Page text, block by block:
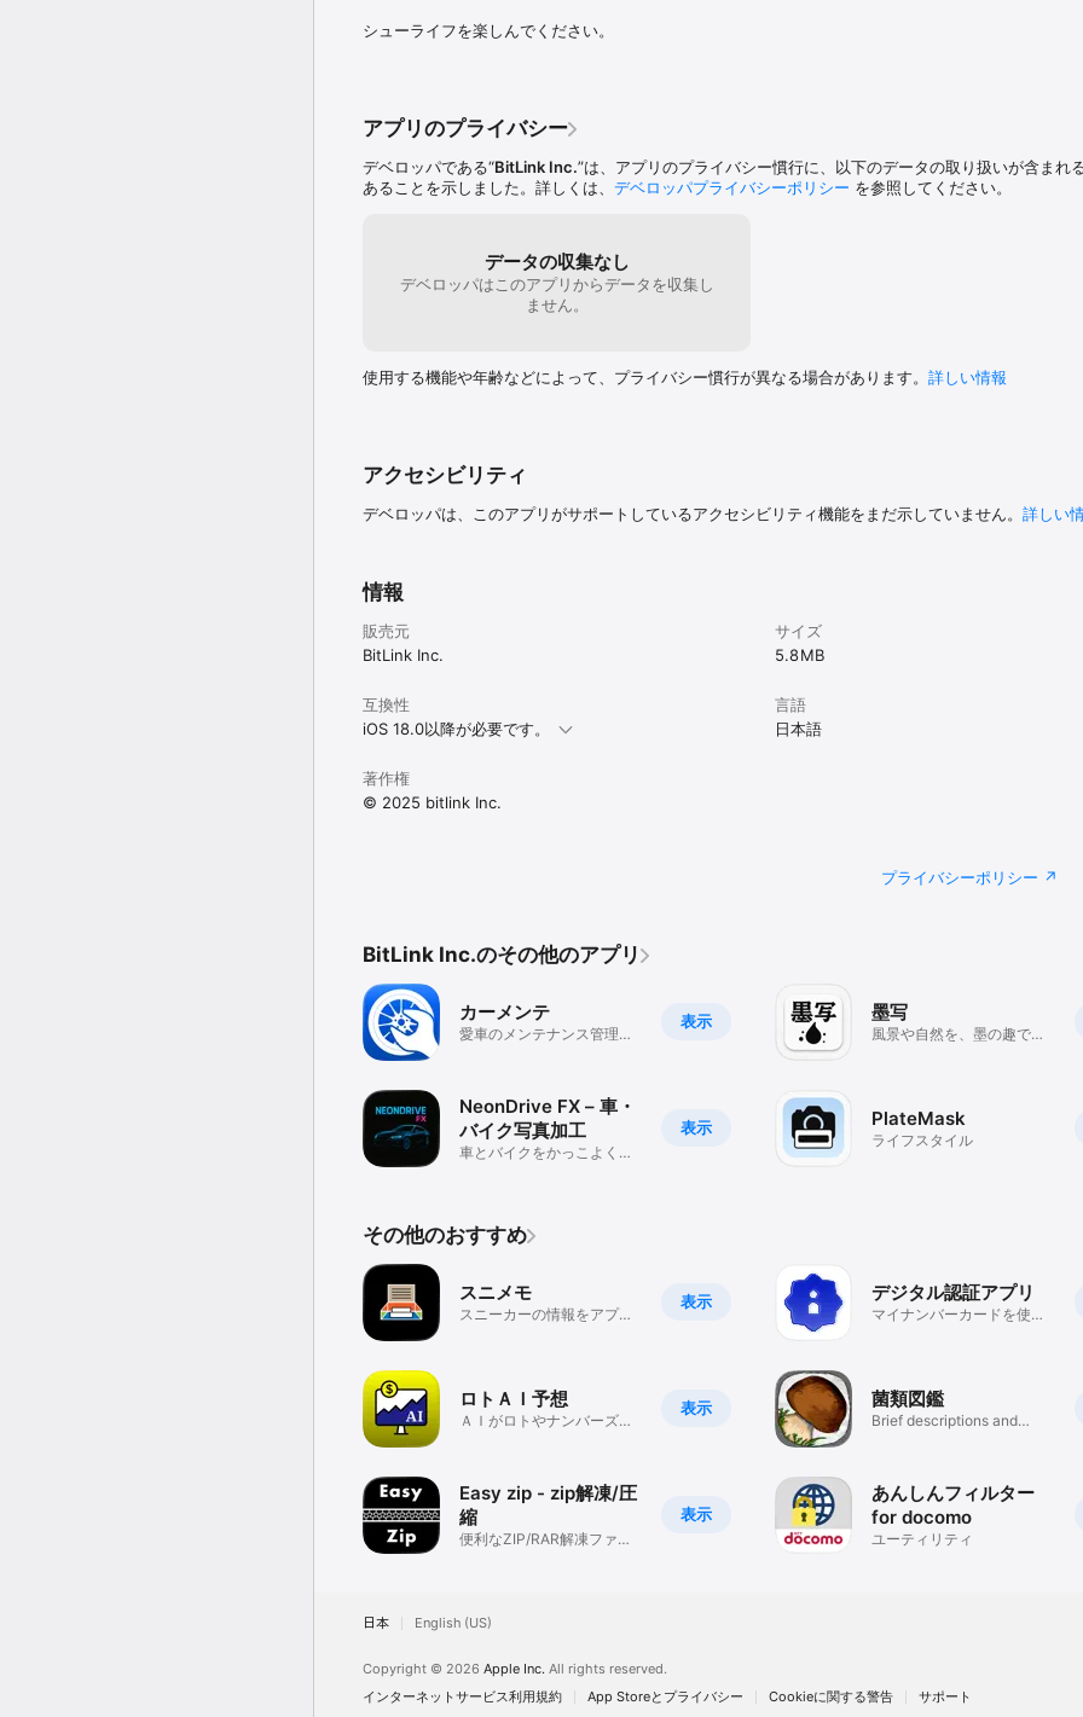
シューライフを楽しんでください。
アプリのプライバシー
デベロッパである“BitLink Inc.”は、アプリのプライバシー慣行に、以下のデータの取り扱いが含まれ
あることを示しました。詳しくは、 デベロッパプライバシーポリシー を参照してください。
データの収集なし
デベロッパはこのアプリからデータを収集し
ません。
使用する機能や年齢などによって、プライバシー慣行が異なる場合があります。 詳しい情報
アクセシビリティ
デベロッパは、このアプリがサポートしているアクセシビリティ機能をまだ示していません。 詳しい
情報
販売元
BitLink Inc.
サイズ
5.8 MB
互換性
iOS 18.0以降が必要です。
言語
日本語
著作権
© 2025 bitlink Inc.
プライバシーポリシー
BitLink Inc.のその他のアプリ
表示
カーメンテ
愛車のメンテナンス管理ア
表示
NeonDrive FX – 車・
バイク写真加工
車とバイクをかっこよく加
墨写
風景や自然を、墨の趣で包
PlateMask
ライフスタイル
その他のおすすめ
表示
スニメモ
スニーカーの情報をアプリ
表示
ロトＡＩ予想
ＡＩがロトやナンバーズの
表示
Easy zip - zip解凍/圧
縮
便利なZIP/RAR解凍ファイ
デジタル認証アプリ
マイナンバーカードを使っ
菌類図鑑
Brief descriptions and
あんしんフィルター
for docomo
ユーティリティ
日本 English (US)
Copyright © 2026 Apple Inc. All rights reserved.
インターネットサービス利用規約
App Storeとプライバシー Cookieに関する警告 サポート